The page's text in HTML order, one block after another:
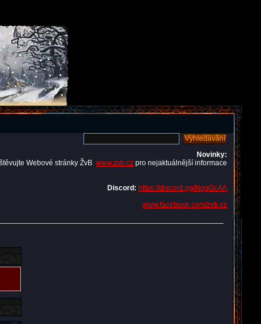
Novinky:
Webové stránky ŽvB www.zvb.cz pro nejaktuálnější informace
Discord: https://discord.gg/NqqGcAA
www.facebook.com/zvb.cz